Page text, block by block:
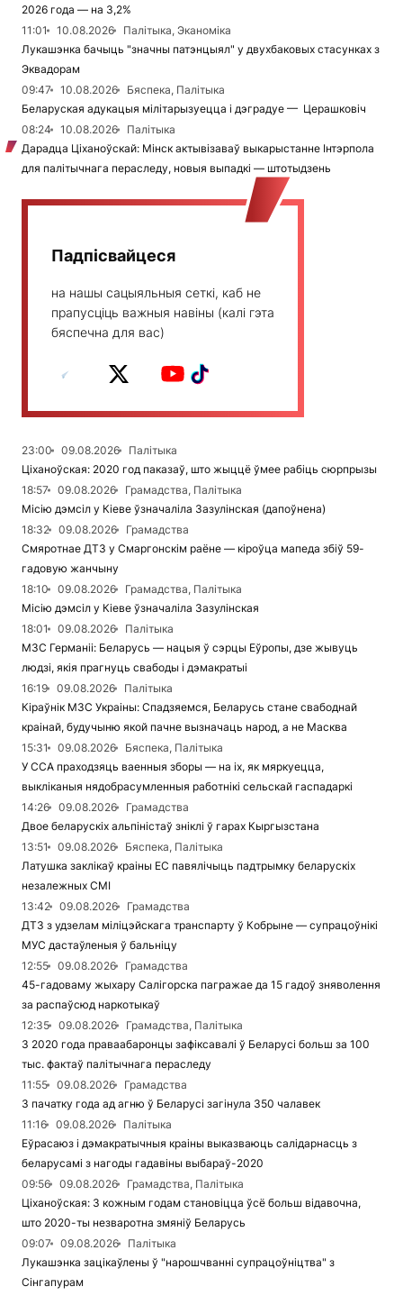
2026 года — на 3,2%
11:01
10.08.2026
Палітыка, Эканоміка
Лукашэнка бачыць "значны патэнцыял" у двухбаковых стасунках з
Эквадорам
09:47
10.08.2026
Бяспека, Палітыка
Беларуская адукацыя мілітарызуецца і дэградуе — Церашковіч
08:24
10.08.2026
Палітыка
Дарадца Ціханоўскай: Мінск актывізаваў выкарыстанне Інтэрпола
для палітычнага пераследу, новыя выпадкі — штотыдзень
Падпісвайцеся
на нашы сацыяльныя сеткі, каб не
прапусціць важныя навіны (калі гэта
бяспечна для вас)
23:00 09.08.2026
Палітыка
Ціханоўская: 2020 год паказаў, што жыццё ўмее рабіць сюрпрызы
18:57
09.08.2026
Грамадства, Палітыка
Місію дэмсіл у Кіеве ўзначаліла Зазулінская (дапоўнена)
18:32
09.08.2026
Грамадства
Смяротнае ДТЗ у Смаргонскім раёне — кіроўца мапеда збіў 59-
гадовую жанчыну
18:10
09.08.2026
Грамадства, Палітыка
Місію дэмсіл у Кіеве ўзначаліла Зазулінская
18:01
09.08.2026
Палітыка
МЗС Германіі: Беларусь — нацыя ў сэрцы Еўропы, дзе жывуць
людзі, якія прагнуць свабоды і дэмакратыі
16:19
09.08.2026
Палітыка
Кіраўнік МЗС Украіны: Спадзяемся, Беларусь стане свабоднай
краінай, будучыню якой пачне вызначаць народ, а не Масква
15:31
09.08.2026
Бяспека, Палітыка
У ССА праходзяць ваенныя зборы — на іх, як мяркуецца,
выкліканыя нядобрасумленныя работнікі сельскай гаспадаркі
14:26
09.08.2026
Грамадства
Двое беларускіх альпіністаў зніклі ў гарах Кыргызстана
13:51
09.08.2026
Бяспека, Палітыка
Латушка заклікаў краіны ЕС павялічыць падтрымку беларускіх
незалежных СМІ
13:42
09.08.2026
Грамадства
ДТЗ з удзелам міліцэйскага транспарту ў Кобрыне — супрацоўнікі
МУС дастаўленыя ў бальніцу
12:55
09.08.2026
Грамадства
45-гадоваму жыхару Салігорска пагражае да 15 гадоў зняволення
за распаўсюд наркотыкаў
12:35
09.08.2026
Грамадства, Палітыка
З 2020 года праваабаронцы зафіксавалі ў Беларусі больш за 100
тыс. фактаў палітычнага пераследу
11:55
09.08.2026
Грамадства
З пачатку года ад агню ў Беларусі загінула 350 чалавек
11:16
09.08.2026
Палітыка
Еўрасаюз і дэмакратычныя краіны выказваюць салідарнасць з
беларусамі з нагоды гадавіны выбараў-2020
09:56
09.08.2026
Грамадства, Палітыка
Ціханоўская: З кожным годам становіцца ўсё больш відавочна,
што 2020-ты незваротна змяніў Беларусь
09:07
09.08.2026
Палітыка
Лукашэнка зацікаўлены ў "нарошчванні супрацоўніцтва" з
Сінгапурам